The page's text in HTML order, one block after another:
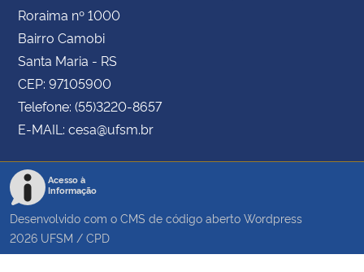
Roraima nº 1000
Bairro Camobi
Santa Maria - RS
CEP: 97105900
Telefone: (55)3220-8657
E-MAIL: cesa@ufsm.br
Acesso à
Informação
Desenvolvido com o CMS de código aberto Wordpress
2026 UFSM / CPD